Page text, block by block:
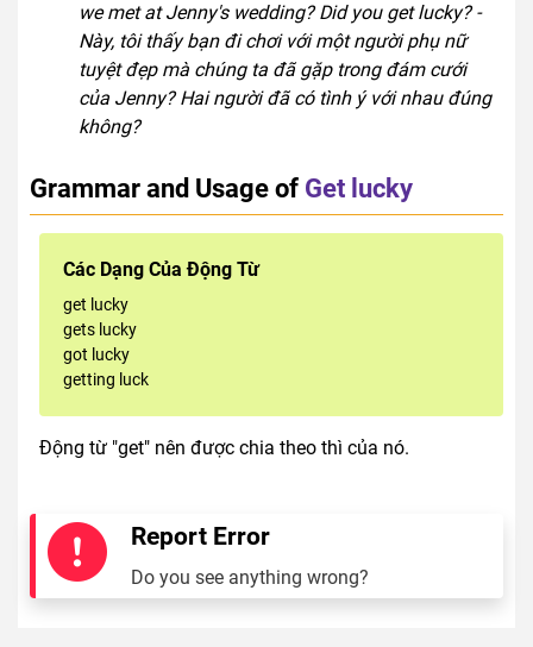
we met at Jenny's wedding? Did you get lucky? -
Này, tôi thấy bạn đi chơi với một người phụ nữ
tuyệt đẹp mà chúng ta đã gặp trong đám cưới
của Jenny? Hai người đã có tình ý với nhau đúng
không?
Grammar and Usage of Get lucky
Các Dạng Của Động Từ
get lucky
gets lucky
got lucky
getting luck
Động từ "get" nên được chia theo thì của nó.
Report Error
Do you see anything wrong?